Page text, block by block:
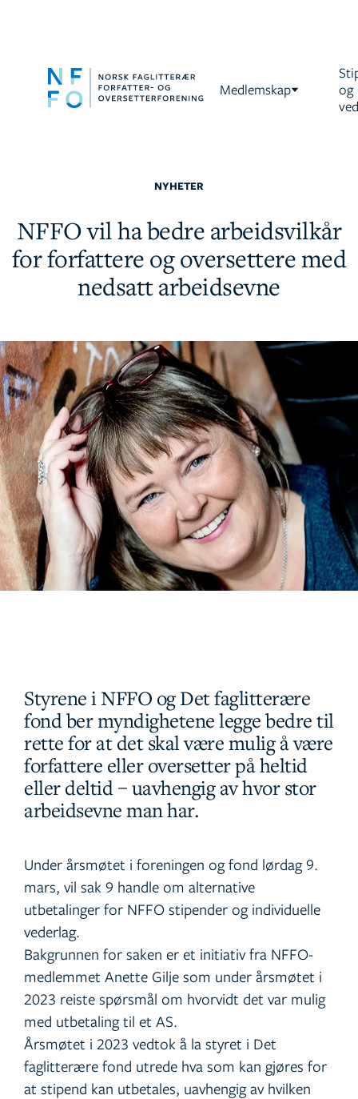
Medlemskap
og
NYHETER
NFFO vil ha bedre arbeidsvilkår
for forfattere og oversettere med
nedsatt arbeidsevne
Styrene i NFFO og Det faglitterære
fond ber myndighetene legge bedre til
rette for at det skal være mulig å være
forfattere eller oversetter på heltid
eller deltid – uavhengig av hvor stor
arbeidsevne man har.
Under årsmøtet i foreningen og fond lørdag 9.
mars, vil sak 9 handle om alternative
utbetalinger for NFFO stipender og individuelle
vederlag.
Bakgrunnen for saken er et initiativ fra NFFO-
medlemmet Anette Gilje som under årsmøtet i
2023 reiste spørsmål om hvorvidt det var mulig
med utbetaling til et AS.
Årsmøtet i 2023 vedtok å la styret i Det
faglitterære fond utrede hva som kan gjøres for
at stipend kan utbetales, uavhengig av hvilken